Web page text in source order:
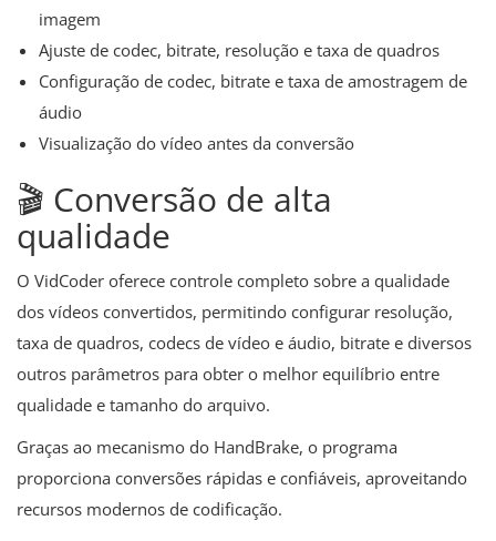
imagem
Ajuste de codec, bitrate, resolução e taxa de quadros
Configuração de codec, bitrate e taxa de amostragem de
áudio
Visualização do vídeo antes da conversão
🎬 Conversão de alta
qualidade
O VidCoder oferece controle completo sobre a qualidade
dos vídeos convertidos, permitindo configurar resolução,
taxa de quadros, codecs de vídeo e áudio, bitrate e diversos
outros parâmetros para obter o melhor equilíbrio entre
qualidade e tamanho do arquivo.
Graças ao mecanismo do HandBrake, o programa
proporciona conversões rápidas e confiáveis, aproveitando
recursos modernos de codificação.